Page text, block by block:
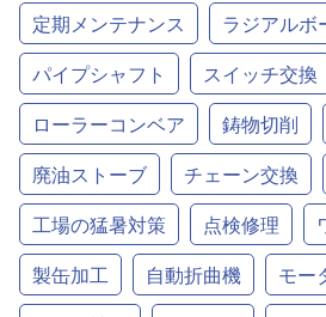
定期メンテナンス
ラジアルボ
パイプシャフト
スイッチ交換
ローラーコンベア
鋳物切削
廃油ストーブ
チェーン交換
工場の猛暑対策
点検修理
製缶加工
自動折曲機
モー